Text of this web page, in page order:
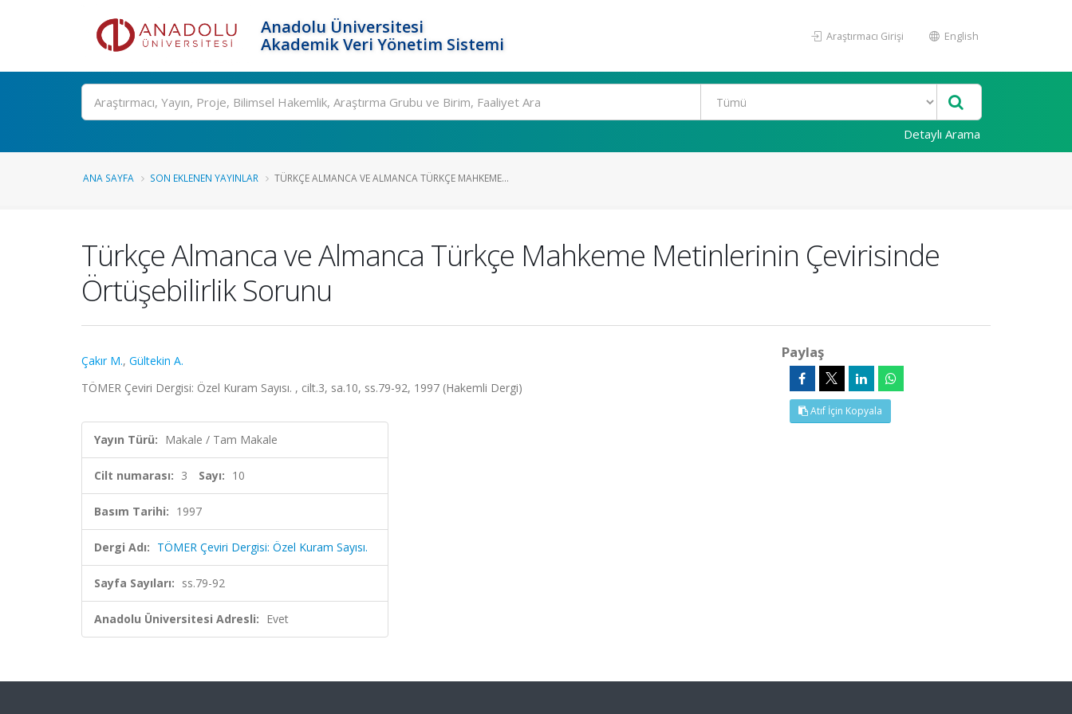
Anadolu Üniversitesi
Akademik Veri Yönetim Sistemi
Araştırmacı Girişi English
Ara
Detaylı Arama
ANA SAYFA SON EKLENEN YAYINLAR TÜRKÇE ALMANCA VE ALMANCA TÜRKÇE MAHKEME...
Türkçe Almanca ve Almanca Türkçe Mahkeme Metinlerinin Çevirisinde
Örtüşebilirlik Sorunu
Çakır M., Gültekin A.
TÖMER Çeviri Dergisi: Özel Kuram Sayısı. , cilt.3, sa.10, ss.79-92, 1997 (Hakemli Dergi)
Yayın Türü: Makale / Tam Makale
Cilt numarası: 3 Sayı: 10
Basım Tarihi: 1997
Dergi Adı: TÖMER Çeviri Dergisi: Özel Kuram Sayısı.
Sayfa Sayıları: ss.79-92
Anadolu Üniversitesi Adresli: Evet
Paylaş
Atıf İçin Kopyala